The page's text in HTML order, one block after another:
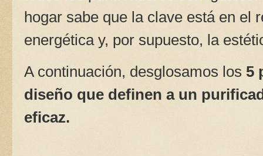
hogar sabe que la clave está en el
energética y, por supuesto, la
A continuación, desglosamos los 5
diseño que definen a un
eficaz.